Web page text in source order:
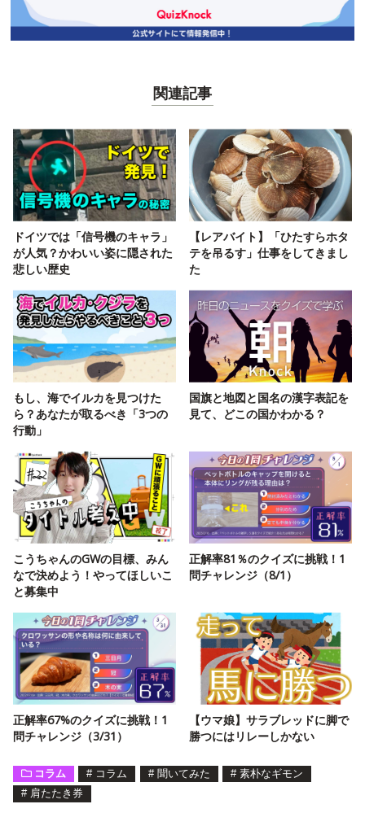
関連記事
ドイツでは「信号機のキャラ」
が人気？かわいい姿に隠された
悲しい歴史
【レアバイト】「ひたすらホタ
テを吊るす」仕事をしてきまし
た
もし、海でイルカを見つけた
ら？あなたが取るべき「3つの
行動」
国旗と地図と国名の漢字表記を
見て、どこの国かわかる？
こうちゃんのGWの目標、みん
なで決めよう！やってほしいこ
と募集中
正解率81％のクイズに挑戦！1
問チャレンジ（8/1）
正解率67%のクイズに挑戦！1
問チャレンジ（3/31）
【ウマ娘】サラブレッドに脚で
勝つにはリレーしかない
コラム # コラム # 聞いてみた # 素朴なギモン
# 肩たたき券